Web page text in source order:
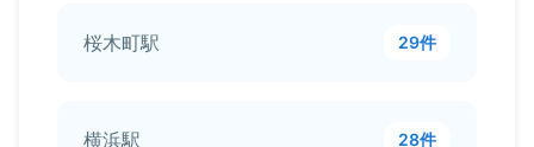
桜木町駅 29件
横浜駅 28件